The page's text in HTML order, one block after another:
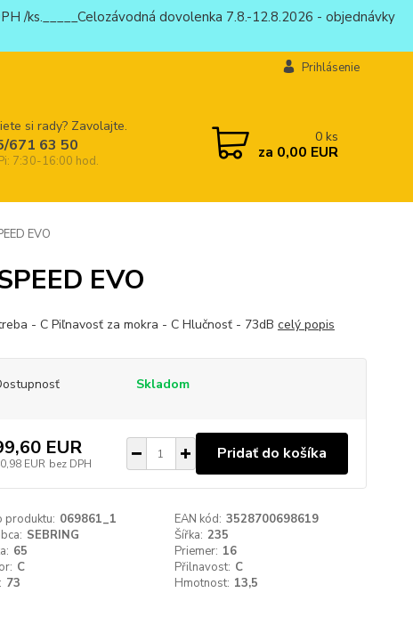
/ks._____Celozávodná dovolenka 7.8.-12.8.2026 - objednávky
Prihlásenie
si rady? Zavolajte.
671 63 50
7:30-16:00 hod.
0 ks
za 0,00 EUR
EVO
EVO
- C Piľnavosť za mokra - C Hlučnosť - 73dB celý popis
Skladom
EUR
EUR bez DPH
Pridať do košíka
produktu: 069861_1 EAN kód: 3528700698619
SEBRING Šířka: 235
65 Priemer: 16
C Přilnavost: C
73 Hmotnost: 13,5